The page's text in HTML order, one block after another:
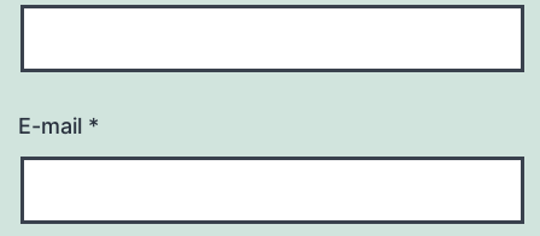
E-mail *